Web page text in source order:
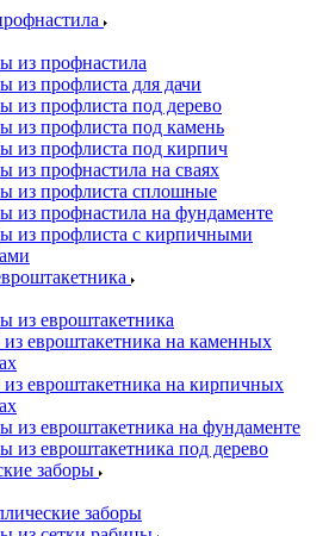
из профнастила
из профлиста для дачи
из профлиста под дерево
из профлиста под камень
из профлиста под кирпич
из профнастила на сваях
из профлиста сплошные
из профнастила на фундаменте
из профлиста с кирпичными
из евроштакетника
из евроштакетника на каменных
из евроштакетника на кирпичных
из евроштакетника на фундаменте
из евроштакетника под дерево
заборы
заборы